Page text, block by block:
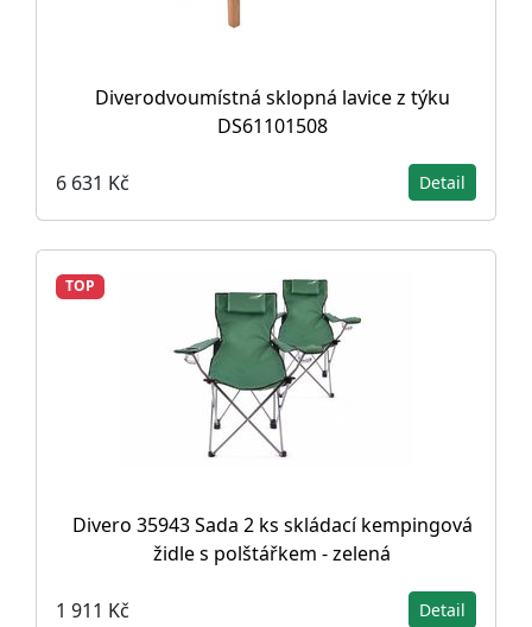
Diverodvoumístná sklopná lavice z týku
DS61101508
6 631 Kč Detail
TOP
Divero 35943 Sada 2 ks skládací kempingová
židle s polštářkem - zelená
1 911 Kč Detail